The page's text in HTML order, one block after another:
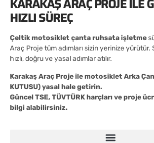
KARAKAŞ ARAÇ PROJE ILE
HIZLI SÜREÇ
Çeltik motosiklet çanta ruhsata işletme
Araç Proje tüm adımları sizin yerinize
hızlı, doğru ve yasal adımlar atılır.
Karakaş Araç Proje ile motosiklet Arka
KUTUSU) yasal hale getirin.
Güncel TSE, TÜVTÜRK harçları ve proje
bilgi alabilirsiniz.